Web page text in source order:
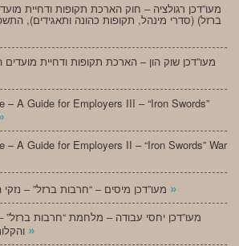
מעו”דכן רגולציה – חוק הארכת תקופות ודחיית
ברזל) (סדרי מינהל, תקופות כהונה ותאגידים), התשפ”ד-2023 –
מעו”דכן שוק הון – הארכת תקופות ודחיית
– A Guide for Employers III – “Iron Swords”
– A Guide for Employers II – “Iron Swords” War
»
מעו”דכן יחסי עבודה – מלחמת “חרבות ברזל”
»